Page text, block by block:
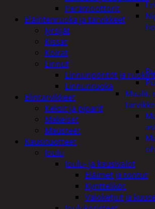
Maalit,
Perämoottorit
Eläintenruoka ja tarvikkeet
Jyrsijät
Kissat
Koirat
Linnut
Linnunpöntöt ja
Linnunruoka
Elintarvikkeet
Keksit ja piparit
Makeiset
Mausteet
Kausituotteet
Joulu
Joulu- ja kausivalot
Eläimet ja tontut
Kyntteliköt
Valoketjut ja